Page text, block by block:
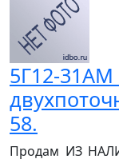
5Г12-31АМ
58.
Продам ИЗ